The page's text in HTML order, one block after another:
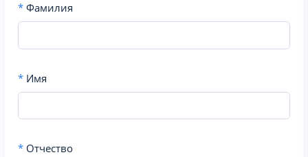
* Фамилия
* Имя
* Отчество